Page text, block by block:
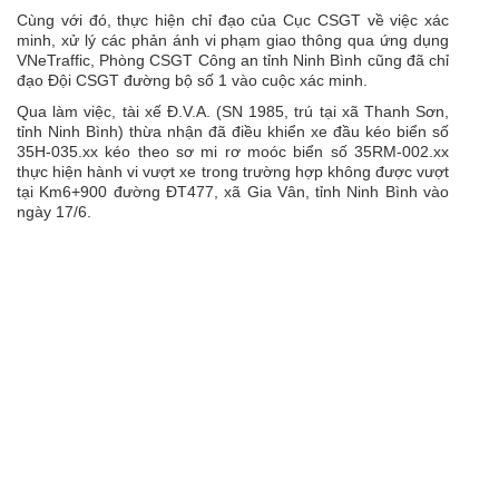
Cùng với đó, thực hiện chỉ đạo của Cục CSGT về việc xác
minh, xử lý các phản ánh vi phạm giao thông qua ứng dụng
VNeTraffic, Phòng CSGT Công an tỉnh Ninh Bình cũng đã chỉ
đạo Đội CSGT đường bộ số 1 vào cuộc xác minh.
Qua làm việc, tài xế Đ.V.A. (SN 1985, trú tại xã Thanh Sơn,
tỉnh Ninh Bình) thừa nhận đã điều khiển xe đầu kéo biển số
35H-035.xx kéo theo sơ mi rơ moóc biển số 35RM-002.xx
thực hiện hành vi vượt xe trong trường hợp không được vượt
tại Km6+900 đường ĐT477, xã Gia Vân, tỉnh Ninh Bình vào
ngày 17/6.